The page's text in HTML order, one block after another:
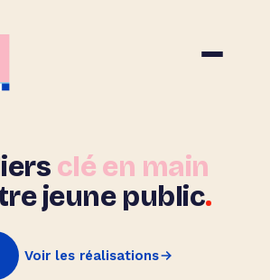
clé en main
jeune public.
Voir les réalisations